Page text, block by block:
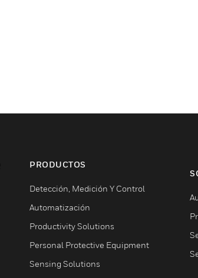
PRODUCTOS
Detección, Medición Y Control
Automatización
Productivity Solutions
Personal Protective Equipment
Sensing Solutions